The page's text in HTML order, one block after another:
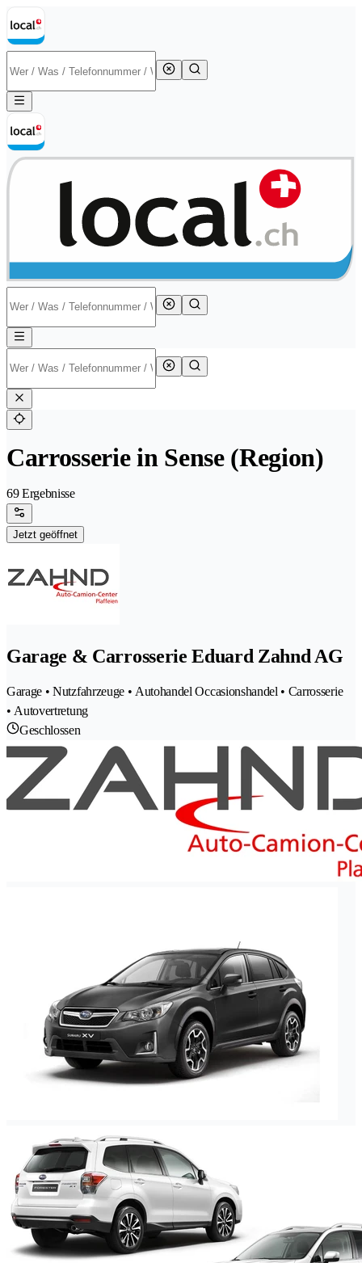
Carrosserie in Sense (Region)
69 Ergebnisse
Jetzt geöffnet
Garage & Carrosserie Eduard Zahnd AG
Garage • Nutzfahrzeuge • Autohandel Occasionshandel • Carrosserie
• Autovertretung
Geschlossen